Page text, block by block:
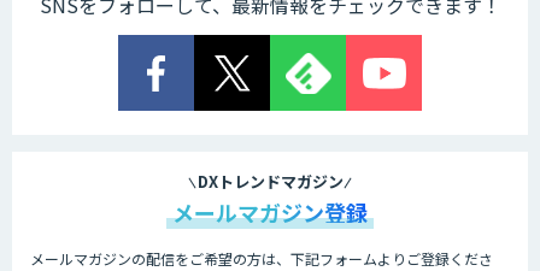
DXトレンドマガジン
メールマガジン登録
メールマガジンの配信をご希望の方は、下記フォームよりご登録くださ